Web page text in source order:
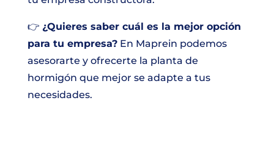
👉 ¿Quieres saber cuál es la mejor opción
para tu empresa?En Maprein podemos
asesorarte y ofrecerte la planta de
hormigón que mejor se adapte a tus
necesidades.